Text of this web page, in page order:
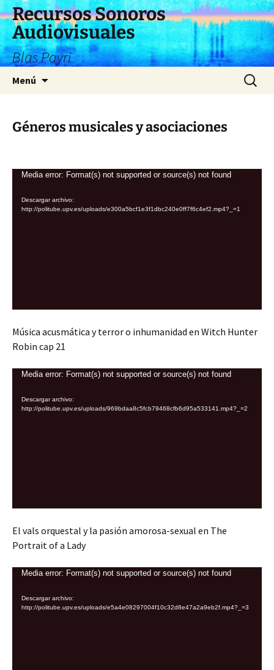
Saltar
al
contenido
Recursos Sonoros
Audiovisuales
Blas Payri
Menú Buscar:
Géneros musicales y asociaciones
Reproductor
vídeo
Media error: Format(s) not supported or source(s) not found
Descargar archivo:
http://politube.upv.es/uploads/e300a5bcf1e3f1dbc240e0ff7f6c4ef2.mp4?_=1
Música acusmática y terror o inhumanidad en Witch Hunter
Robin cap 21
Reproductor
vídeo
Media error: Format(s) not supported or source(s) not found
Descargar archivo:
http://politube.upv.es/uploads/969bdaa8c5fcb79468cfb6d95a533141.mp4?_=2
El vals orquestal y la pasión amorosa-sexual en The
Portrait of a Lady
Reproductor
vídeo
Media error: Format(s) not supported or source(s) not found
Descargar archivo:
http://politube.upv.es/uploads/e5a4e08297004f10c32d8e47a2a9eb2f.mp4?_=3